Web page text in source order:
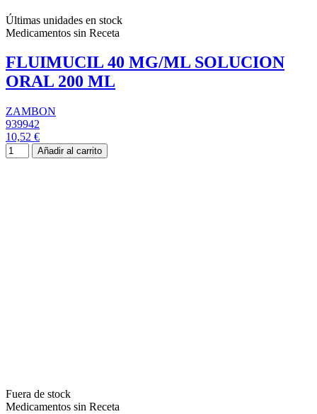
Últimas unidades en stock
Medicamentos sin Receta
FLUIMUCIL 40 MG/ML SOLUCION
ORAL 200 ML
ZAMBON
939942
10,52 €
Añadir al carrito
Fuera de stock
Medicamentos sin Receta